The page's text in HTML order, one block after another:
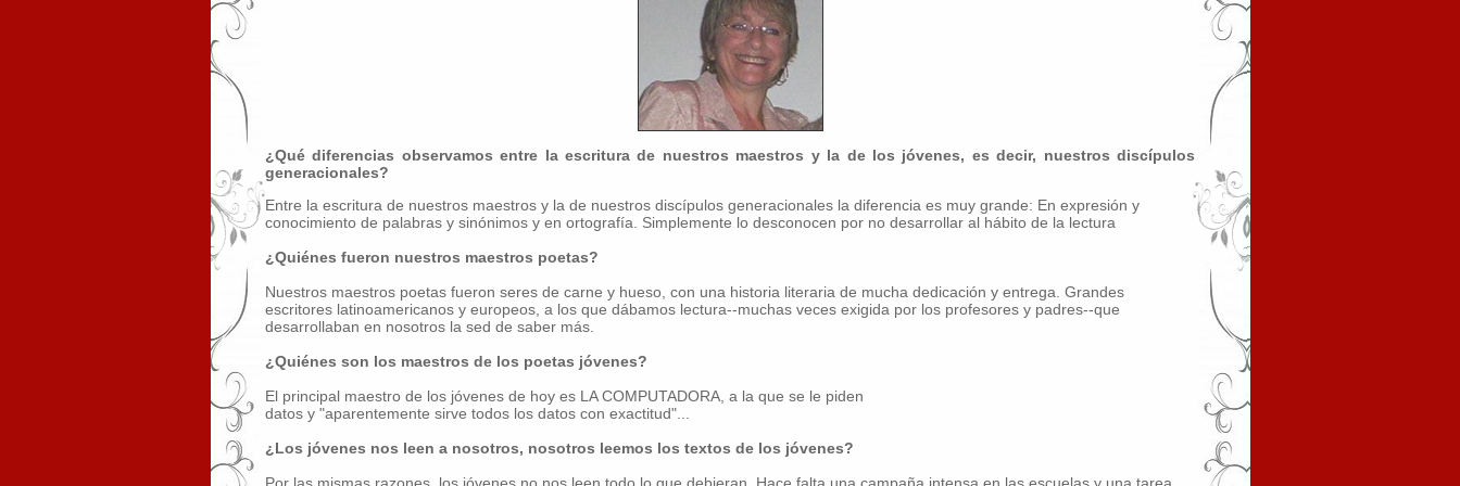
¿Qué diferencias observamos entre la escritura de nuestros maestros y la de los jóvenes, es decir, nuestros discípulos
generacionales?
Entre la escritura de nuestros maestros y la de nuestros discípulos generacionales la diferencia es muy grande: En expresión y
conocimiento de palabras y sinónimos y en ortografía. Simplemente lo desconocen por no desarrollar al hábito de la lectura
¿Quiénes fueron nuestros maestros poetas?
Nuestros maestros poetas fueron seres de carne y hueso, con una historia literaria de mucha dedicación y entrega. Grandes
escritores latinoamericanos y europeos, a los que dábamos lectura--muchas veces exigida por los profesores y padres--que
desarrollaban en nosotros la sed de saber más.
¿Quiénes son los maestros de los poetas jóvenes?
El principal maestro de los jóvenes de hoy es LA COMPUTADORA, a la que se le piden
datos y "aparentemente sirve todos los datos con exactitud"...
¿Los jóvenes nos leen a nosotros, nosotros leemos los textos de los jóvenes?